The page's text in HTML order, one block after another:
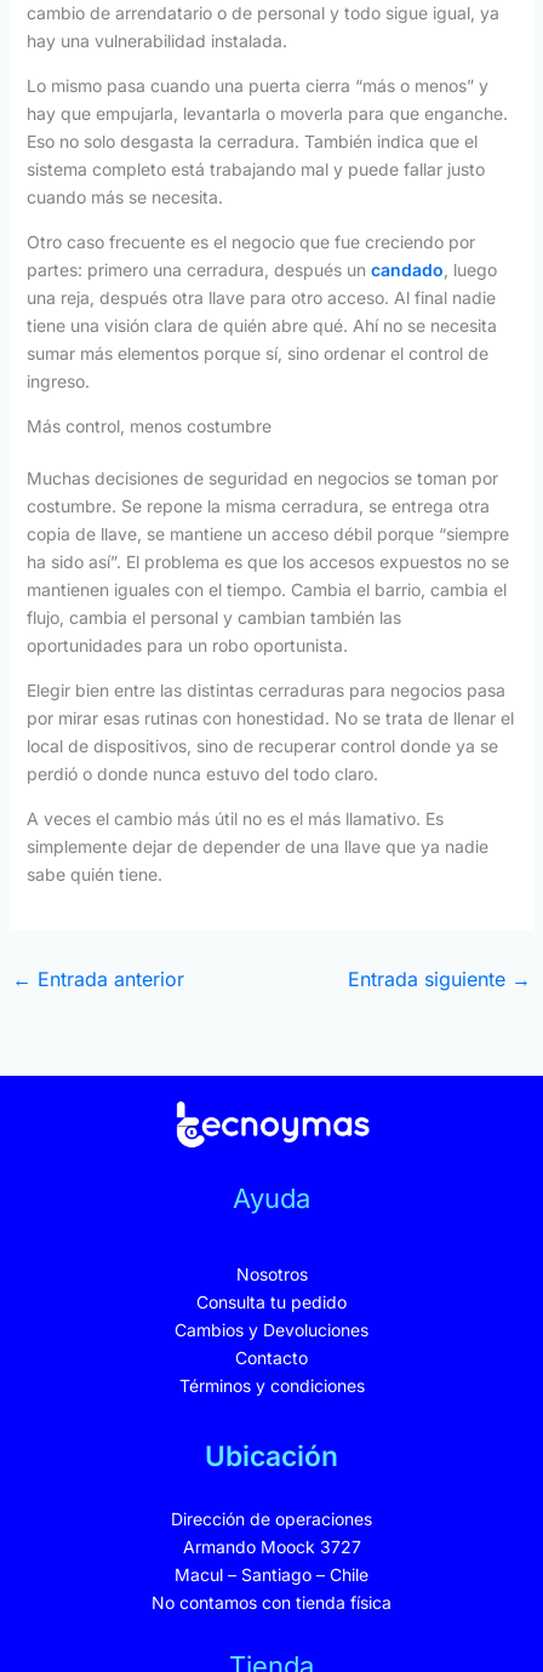
cambio de arrendatario o de personal y todo sigue igual, ya
hay una vulnerabilidad instalada.
Lo mismo pasa cuando una puerta cierra “más o menos” y
hay que empujarla, levantarla o moverla para que enganche.
Eso no solo desgasta la cerradura. También indica que el
sistema completo está trabajando mal y puede fallar justo
cuando más se necesita.
Otro caso frecuente es el negocio que fue creciendo por
partes: primero una cerradura, después un candado , luego
una reja, después otra llave para otro acceso. Al final nadie
tiene una visión clara de quién abre qué. Ahí no se necesita
sumar más elementos porque sí, sino ordenar el control de
ingreso.
Más control, menos costumbre
Muchas decisiones de seguridad en negocios se toman por
costumbre. Se repone la misma cerradura, se entrega otra
copia de llave, se mantiene un acceso débil porque “siempre
ha sido así”. El problema es que los accesos expuestos no se
mantienen iguales con el tiempo. Cambia el barrio, cambia el
flujo, cambia el personal y cambian también las
oportunidades para un robo oportunista.
Elegir bien entre las distintas cerraduras para negocios pasa
por mirar esas rutinas con honestidad. No se trata de llenar el
local de dispositivos, sino de recuperar control donde ya se
perdió o donde nunca estuvo del todo claro.
A veces el cambio más útil no es el más llamativo. Es
simplemente dejar de depender de una llave que ya nadie
sabe quién tiene.
← Entrada anterior Entrada siguiente →
Ayuda
Nosotros
Consulta tu pedido
Cambios y Devoluciones
Contacto
Términos y condiciones
Ubicación
Dirección de operaciones
Armando Moock 3727
Macul – Santiago – Chile
No contamos con tienda física